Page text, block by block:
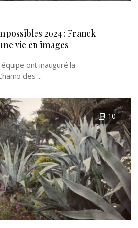
2024 : Franck
vie en images
ont inauguré la
des ...
10